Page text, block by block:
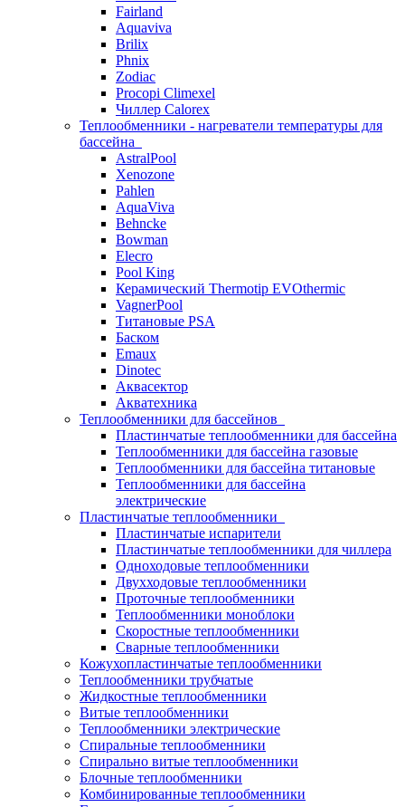
Fairland
Aquaviva
Brilix
Phnix
Zodiac
Procopi Climexel
Чиллер Calorex
Теплообменники - нагреватели температуры для
бассейна
AstralPool
Xenozone
Pahlen
AquaViva
Behncke
Bowman
Elecro
Pool King
Керамический Thermotip EVOthermic
VagnerPool
Титановые PSA
Баском
Emaux
Dinotec
Аквасектор
Акватехника
Теплообменники для бассейнов
Пластинчатые теплообменники для бассейна
Теплообменники для бассейна газовые
Теплообменники для бассейна титановые
Теплообменники для бассейна
электрические
Пластинчатые теплообменники
Пластинчатые испарители
Пластинчатые теплообменники для чиллера
Одноходовые теплообменники
Двухходовые теплообменники
Проточные теплообменники
Теплообменники моноблоки
Скоростные теплообменники
Сварные теплообменники
Кожухопластинчатые теплообменники
Теплообменники трубчатые
Жидкостные теплообменники
Витые теплообменники
Теплообменники электрические
Спиральные теплообменники
Спирально витые теплообменники
Блочные теплообменники
Комбинированные теплообменники